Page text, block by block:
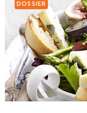
DOSSIER